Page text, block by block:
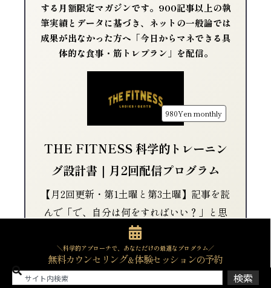
する月額限定マガジンです。900記事以上の執
筆実績とデータに基づき、ネットの一般論では
成果が出なかった方へ「今日からマネできる具
体的な食事・筋トレプラン」を配信。
980Yen monthly
THE FITNESS 科学的トレーニン
グ設計書｜月2回配信プログラム
【月2回更新・第1土曜と第3土曜】記事を読
んで「で、自分は何をすればいい？」と思
ったら、 THE FITNESSの月額マガジン
では、毎月2回「今月実践すべき食事・筋ト
レの具体的設計」をお届けしています。一
般論ではなく、あなたの年代・生活スタイ
＼科学的アプローチで、あなただけの最適なプログラム／
無料カウンセリング＆体験セッションの予約
検索